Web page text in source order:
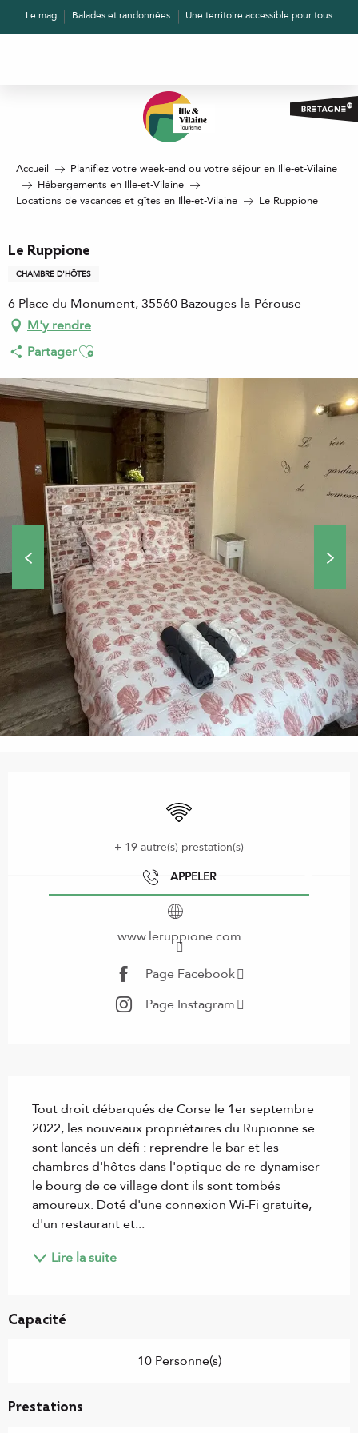
AllerLe mag Balades et randonnées Une territoire accessible pour tous
Accueil
Planifiez votre week-end ou votre séjour en Ille-et-Vilaine
Hébergements en Ille-et-Vilaine
Locations de vacances et gîtes en Ille-et-Vilaine
Le Ruppione
Le Ruppione
CHAMBRE D'HÔTES
6 Place du Monument, 35560 Bazouges-la-Pérouse
M'y rendre
PartagerAjouter aux favoris
WiFi
+ 19 autre(s) prestation(s)
APPELER
www.leruppione.com
Page Facebook
Page Instagram
Tout droit débarqués de Corse le 1er septembre
2022, les nouveaux propriétaires du Rupionne se
sont lancés un défi : reprendre le bar et les
chambres d'hôtes dans l'optique de re-dynamiser
le bourg de ce village dont ils sont tombés
amoureux. Doté d'une connexion Wi-Fi gratuite,
d'un restaurant et...
Lire la suite
Capacité
10 Personne(s)
Prestations